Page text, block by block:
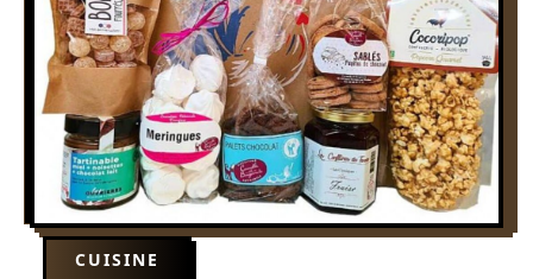
CUISINE